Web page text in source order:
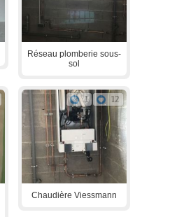
Réseau plomberie sous-
sol
1 12
Chaudière Viessmann